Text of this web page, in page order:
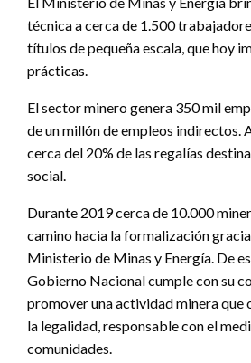
técnica a cerca de 1.500
títulos de pequeña escala, que hoy
prácticas.
El sector minero genera 350 mil
de un millón de empleos indirectos.
cerca del 20% de las regalías
social.
Durante 2019 cerca de 10.000
camino hacia la formalización
Ministerio de Minas y Energía. De
Gobierno Nacional cumple con su
promover una actividad minera que
la legalidad, responsable con el
comunidades.